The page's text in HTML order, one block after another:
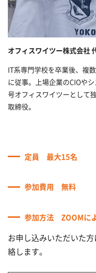
オフィスワイツー株式会社
IT系専門学校を卒業後、複
に従事。上場企業のCIOや
号オフィスワイツーとして
取締役。
定員 最大15名
参加費用 無料
参加方法 ZOOMに
お申し込みいただいた
絡します。